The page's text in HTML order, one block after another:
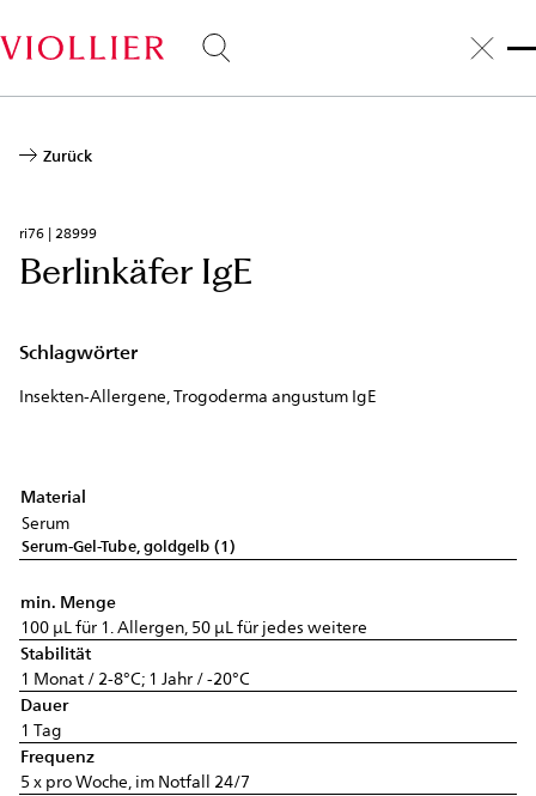
zum
Inhalt
Zurück
ri76 | 28999
Berlinkäfer IgE
Schlagwörter
Insekten-Allergene, Trogoderma angustum IgE
Material
Serum
Serum-Gel-Tube, goldgelb (1)
min. Menge
100 µL für 1. Allergen, 50 µL für jedes weitere
Stabilität
1 Monat / 2-8°C; 1 Jahr / -20°C
Dauer
1 Tag
Frequenz
5 x pro Woche, im Notfall 24/7